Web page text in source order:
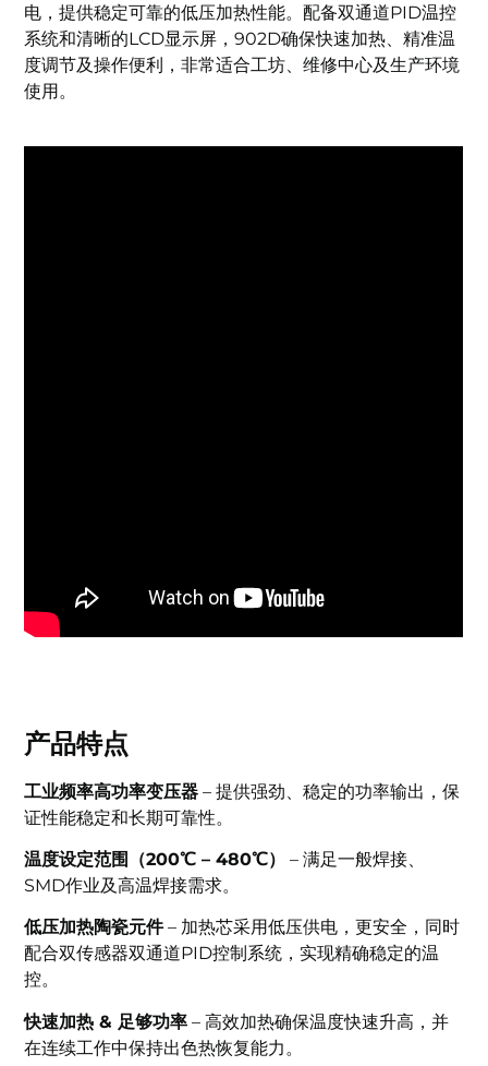
电，提供稳定可靠的低压加热性能。配备双通道PID温控
系统和清晰的LCD显示屏，902D确保快速加热、精准温
度调节及操作便利，非常适合工坊、维修中心及生产环境
使用。
产品特点
工业频率高功率变压器 – 提供强劲、稳定的功率输出，保
证性能稳定和长期可靠性。
温度设定范围（200℃ – 480℃）
– 满足一般焊接、
SMD作业及高温焊接需求。
低压加热陶瓷元件– 加热芯采用低压供电，更安全，同时
配合双传感器双通道PID控制系统，实现精确稳定的温
控。
快速加热 & 足够功率 – 高效加热确保温度快速升高，并
在连续工作中保持出色热恢复能力。